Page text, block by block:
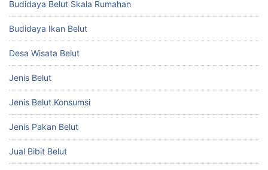
Budidaya Belut Skala Rumahan
Budidaya Ikan Belut
Desa Wisata Belut
Jenis Belut
Jenis Belut Konsumsi
Jenis Pakan Belut
Jual Bibit Belut